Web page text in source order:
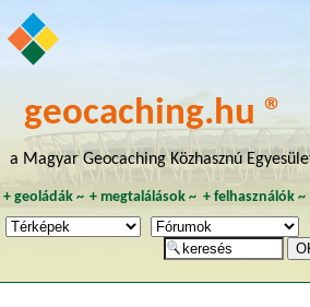
geocaching.hu ®
a Magyar Geocaching Közhasznú
+ geoládák~ +megtalálások ~ + felhasználók~